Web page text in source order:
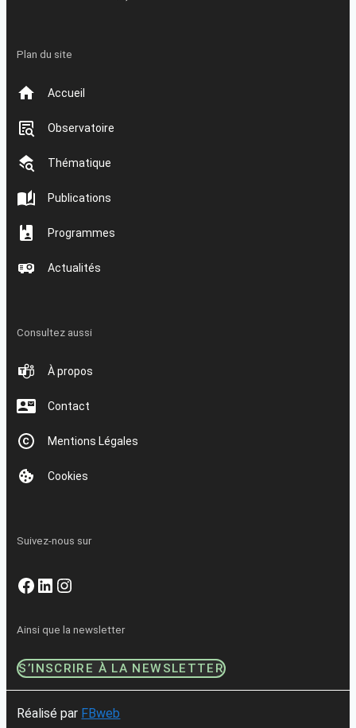
Plan du site
Accueil
Observatoire
Thématique
Publications
Programmes
Actualités
Consultez aussi
À propos
Contact
Mentions Légales
Cookies
Suivez-nous sur
Facebook
LinkedIn
Instagram
Ainsi que la newsletter
S’INSCRIRE À LA NEWSLETTER
Réalisé par FBweb